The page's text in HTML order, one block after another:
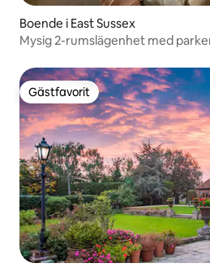
Boende i East Sussex
Mysig 2-rumslägenhet med
Gästfavorit
Gästfavorit